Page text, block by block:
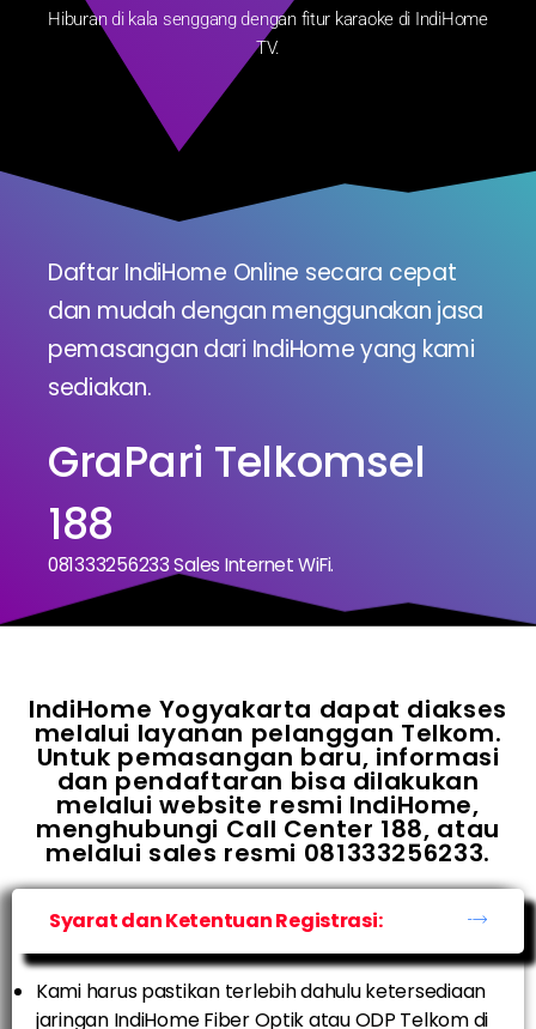
Hiburan di kala senggang dengan fitur karaoke di IndiHome
TV.
Daftar IndiHome Online secara cepat
dan mudah dengan menggunakan jasa
pemasangan dari IndiHome yang kami
sediakan.
GraPari Telkomsel
188
081333256233 Sales Internet WiFi.
IndiHome Yogyakarta dapat diakses
melalui layanan pelanggan Telkom.
Untuk pemasangan baru, informasi
dan pendaftaran bisa dilakukan
melalui website resmi IndiHome,
menghubungi Call Center 188, atau
melalui sales resmi 081333256233.
Syarat dan Ketentuan Registrasi:
Kami harus pastikan terlebih dahulu ketersediaan
jaringan IndiHome Fiber Optik atau ODP Telkom di